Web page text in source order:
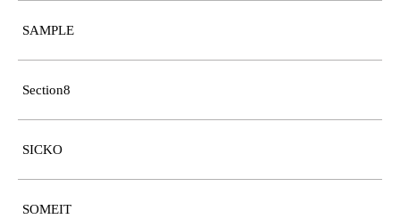
SAMPLE
Section8
SICKO
SOMEIT